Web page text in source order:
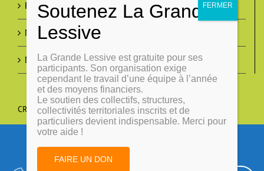
Foire aux questions
Nous contacter
Mentions légales
CRÉONS DU LIEN
La Grande Lessive est gratuite pour ses
participants. Son organisation exige
cependant le travail d’une équipe à l’année
et des moyens financiers.
Le soutien des collectifs, structures,
collectivités territoriales inscrits et de
particuliers devient indispensable. Merci pour
votre aide !
FAIRE UN DON
Politiques d'utilisation des
cookies